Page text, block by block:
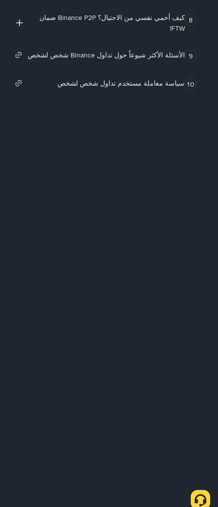
8
كيف أحمي نفسي من الاحتيال؟ Binance P2P ضمان
FTW!
9 الأسئلة الأكثر شيوعاً حول تداول Binance شخص لشخص
10 سياسة معاملة مستخدم تداول شخص لشخص